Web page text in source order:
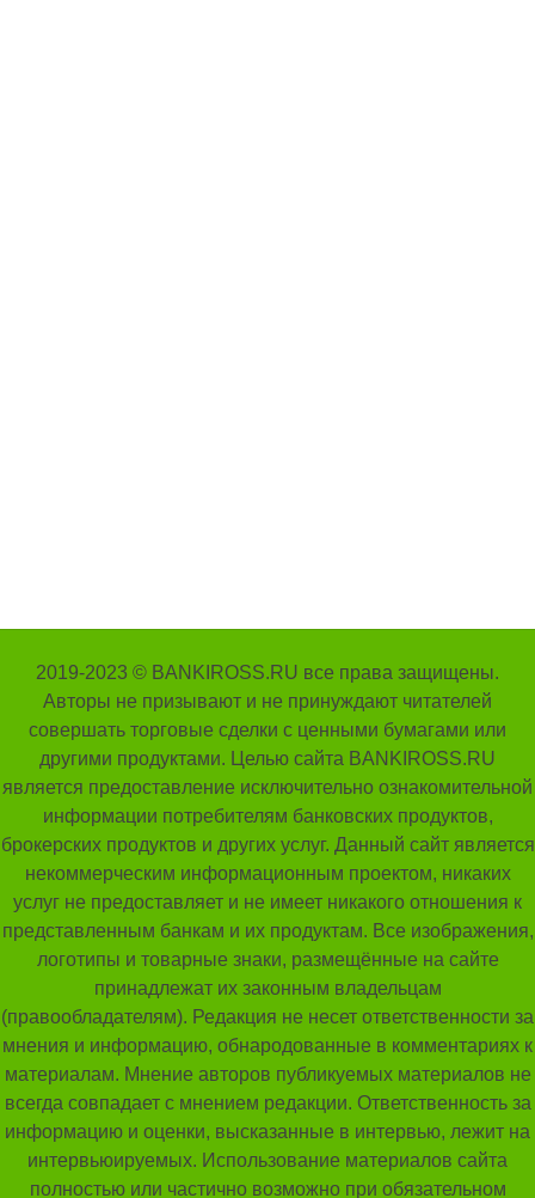
2019-2023 © BANKIROSS.RU все права защищены.
Авторы не призывают и не принуждают читателей
совершать торговые сделки с ценными бумагами или
другими продуктами. Целью сайта BANKIROSS.RU
является предоставление исключительно ознакомительной
информации потребителям банковских продуктов,
брокерских продуктов и других услуг. Данный сайт является
некоммерческим информационным проектом, никаких
услуг не предоставляет и не имеет никакого отношения к
представленным банкам и их продуктам. Все изображения,
логотипы и товарные знаки, размещённые на сайте
принадлежат их законным владельцам
(правообладателям). Редакция не несет ответственности за
мнения и информацию, обнародованные в комментариях к
материалам. Мнение авторов публикуемых материалов не
всегда совпадает с мнением редакции. Ответственность за
информацию и оценки, высказанные в интервью, лежит на
интервьюируемых. Использование материалов сайта
полностью или частично возможно при обязательном